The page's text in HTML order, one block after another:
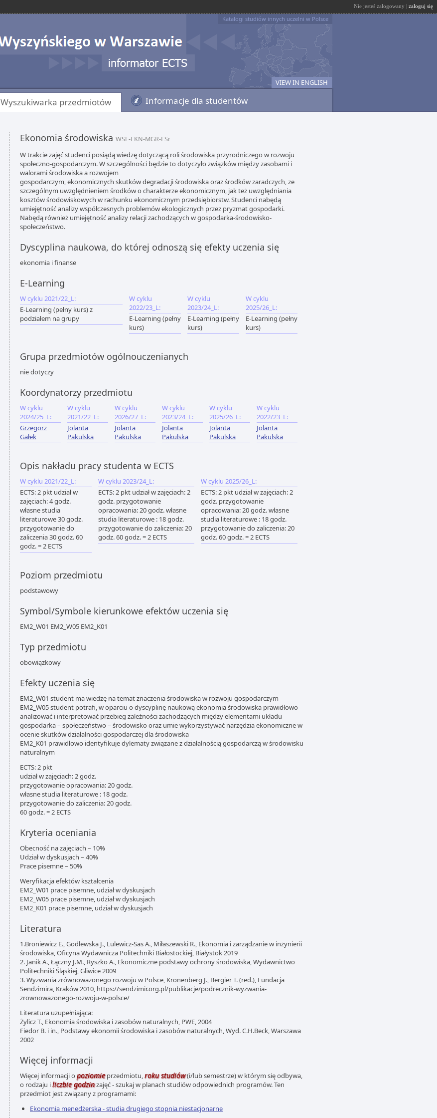
Nie jesteś zalogowany | zaloguj się
Katalogi studiów innych uczelni w Polsce
VIEW IN ENGLISH
Wyszukiwarka przedmiotów Informacje dla studentów
Ekonomia środowiska WSE-EKN-MGR-ESr
W trakcie zajęć studenci posiądą wiedzę dotyczącą roli środowiska przyrodniczego w rozwoju
społeczno-gospodarczym. W szczególności będzie to dotyczyło związków między zasobami i
walorami środowiska a rozwojem
gospodarczym, ekonomicznych skutków degradacji środowiska oraz środków zaradczych, ze
szczególnym uwzględnieniem środków o charakterze ekonomicznym, jak też uwzględniania
kosztów środowiskowych w rachunku ekonomicznym przedsiębiorstw. Studenci nabędą
umiejętność analizy współczesnych problemów ekologicznych przez pryzmat gospodarki.
Nabędą również umiejętność analizy relacji zachodzących w gospodarka-środowisko-
społeczeństwo.
Dyscyplina naukowa, do której odnoszą się efekty uczenia się
ekonomia i finanse
E-Learning
W cyklu 2021/22_L:
E-Learning (pełny kurs) z
podziałem na grupy
W cyklu
2022/23_L:
E-Learning (pełny
kurs)
W cyklu
2023/24_L:
E-Learning (pełny
kurs)
W cyklu
2025/26_L:
E-Learning (pełny
kurs)
Grupa przedmiotów ogólnouczenianych
nie dotyczy
Koordynatorzy przedmiotu
W cyklu
2024/25_L:
Grzegorz
Gałek
W cyklu
2021/22_L:
Jolanta
Pakulska
W cyklu
2026/27_L:
Jolanta
Pakulska
W cyklu
2023/24_L:
Jolanta
Pakulska
W cyklu
2025/26_L:
Jolanta
Pakulska
W cyklu
2022/23_L:
Jolanta
Pakulska
Opis nakładu pracy studenta w ECTS
W cyklu 2021/22_L:
ECTS: 2 pkt udział w
zajęciach: 4 godz.
własne studia
literaturowe 30 godz.
przygotowanie do
zaliczenia 30 godz. 60
godz. = 2 ECTS
W cyklu 2023/24_L:
ECTS: 2 pkt udział w zajęciach: 2
godz. przygotowanie
opracowania: 20 godz. własne
studia literaturowe : 18 godz.
przygotowanie do zaliczenia: 20
godz. 60 godz. = 2 ECTS
W cyklu 2025/26_L:
ECTS: 2 pkt udział w zajęciach: 2
godz. przygotowanie
opracowania: 20 godz. własne
studia literaturowe : 18 godz.
przygotowanie do zaliczenia: 20
godz. 60 godz. = 2 ECTS
Poziom przedmiotu
podstawowy
Symbol/Symbole kierunkowe efektów uczenia się
EM2_W01 EM2_W05 EM2_K01
Typ przedmiotu
obowiązkowy
Efekty uczenia się
EM2_W01 student ma wiedzę na temat znaczenia środowiska w rozwoju gospodarczym
EM2_W05 student potrafi, w oparciu o dyscyplinę naukową ekonomia środowiska prawidłowo
analizować i interpretować przebieg zależności zachodzących między elementami układu
gospodarka – społeczeństwo – środowisko oraz umie wykorzystywać narzędzia ekonomiczne w
ocenie skutków działalności gospodarczej dla środowiska
EM2_K01 prawidłowo identyfikuje dylematy związane z działalnością gospodarczą w środowisku
naturalnym
ECTS: 2 pkt
udział w zajęciach: 2 godz.
przygotowanie opracowania: 20 godz.
własne studia literaturowe : 18 godz.
przygotowanie do zaliczenia: 20 godz.
60 godz. = 2 ECTS
Kryteria oceniania
Obecność na zajęciach – 10%
Udział w dyskusjach – 40%
Prace pisemne – 50%
Weryfikacja efektów kształcenia
EM2_W01 prace pisemne, udział w dyskusjach
EM2_W05 prace pisemne, udział w dyskusjach
EM2_K01 prace pisemne, udział w dyskusjach
Literatura
1.Broniewicz E., Godlewska J., Lulewicz-Sas A., Miłaszewski R., Ekonomia i zarządzanie w inżynierii
środowiska, Oficyna Wydawnicza Politechniki Białostockiej, Białystok 2019
2. Janik A., Łączny J.M., Ryszko A., Ekonomiczne podstawy ochrony środowiska, Wydawnictwo
Politechniki Śląskiej, Gliwice 2009
3. Wyzwania zrównoważonego rozwoju w Polsce, Kronenberg J., Bergier T. (red.), Fundacja
Sendzimira, Kraków 2010, https://sendzimir.org.pl/publikacje/podrecznik-wyzwania-
zrownowazonego-rozwoju-w-polsce/
Literatura uzupełniająca:
Żylicz T., Ekonomia środowiska i zasobów naturalnych, PWE, 2004
Fiedor B. i in., Podstawy ekonomii środowiska i zasobów naturalnych, Wyd. C.H.Beck, Warszawa
2002
Więcej informacji
Więcej informacji o poziomieprzedmiotu,roku studiów(i/lub semestrze) w którym się odbywa,
o rodzaju iliczbie godzinzajęć - szukaj w planach studiów odpowiednich programów. Ten
przedmiot jest związany z programami:
Ekonomia menedżerska - studia drugiego stopnia niestacjonarne